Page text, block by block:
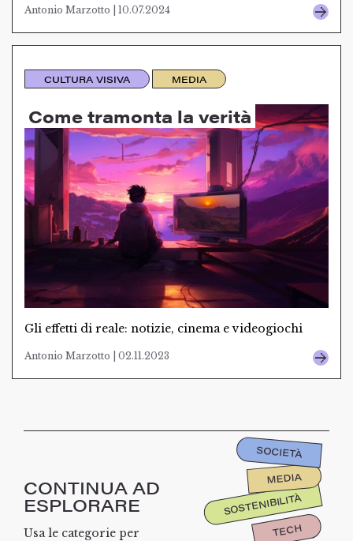
Antonio Marzotto | 10.07.2024
CULTURA VISIVA MEDIA
Come tramonta la verità
Gli effetti di reale: notizie, cinema e videogiochi
Antonio Marzotto | 02.11.2023
CONTINUA AD
ESPLORARE
Usa le categorie per
SOSTENIBILITÀ
TECH
MEDIA
SOCIETÀ